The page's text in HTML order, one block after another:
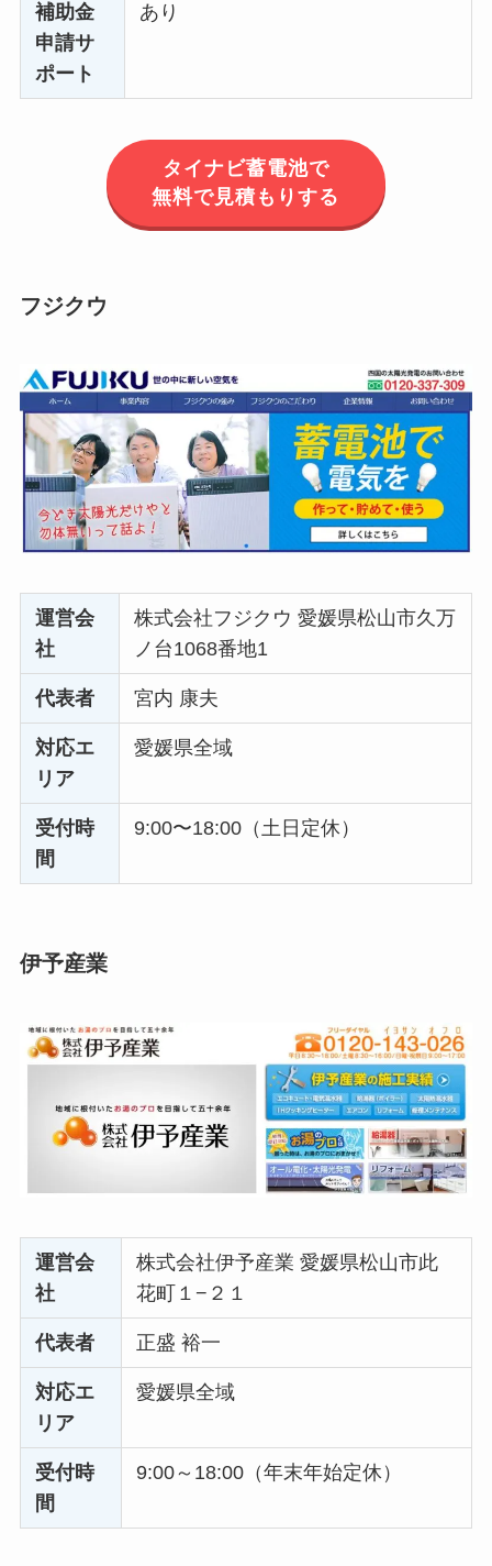
補助金
申請サ
ポート
あり
タイナビ蓄電池で
無料で見積もりする
フジクウ
運営会
社
株式会社フジクウ 愛媛県松山市久万
ノ台1068番地1
代表者 宮内 康夫
対応エ
リア
愛媛県全域
受付時
間
9:00〜18:00（土日定休）
伊予産業
運営会
社
株式会社伊予産業 愛媛県松山市此
花町１−２１
代表者 正盛 裕一
対応エ
リア
愛媛県全域
受付時
間
9:00～18:00（年末年始定休）